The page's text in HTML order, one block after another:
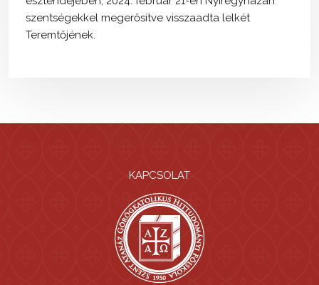
szentségekkel megerősítve visszaadta lelkét
Teremtőjének.
KAPCSOLAT